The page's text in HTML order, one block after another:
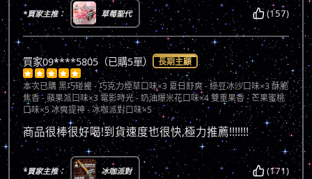
*買家主推： 草莓聖代 (157)
買家09****5805（已購5單） 長期主顧
    
本次已購黑巧碰撞 - 巧克力煙草口味×3 夏日舒爽 - 綠豆冰沙口味×3 酥脆
焦香 - 蘋果派口味×3 電影時光 - 奶油爆米花口味×4 雙重果香 - 芒果蜜桃
口味×5 冰爽提神 - 冰咖派對口味×5
商品很棒很好喝!到貨速度也很快,極力推薦!!!!!!!
*買家主推： 冰咖派對 (171)